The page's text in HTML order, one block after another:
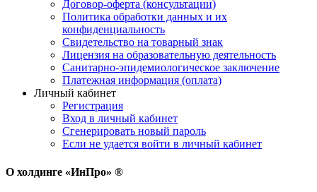
Договор-оферта (консультации)
Политика обработки данных и их
конфиденциальность
Свидетельство на товарный знак
Лицензия на образовательную деятельность
Санитарно-эпидемиологическое заключение
Платежная информация (оплата)
Личный кабинет
Регистрация
Вход в личный кабинет
Сгенерировать новый пароль
Если не удается войти в личный кабинет
О холдинге «ИнПро» ®